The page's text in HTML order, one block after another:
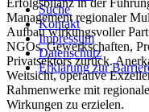
Suche
Kontakt
Impressum
Datenschutz
Erklärung zur
Management regionaler
Aufbau wirkungsvoller
NGOs, Gewerkschaften,
Privatsektors zurück.
Weitsicht, operative
Rahmenwerke mit
Wirkungen zu erzielen.